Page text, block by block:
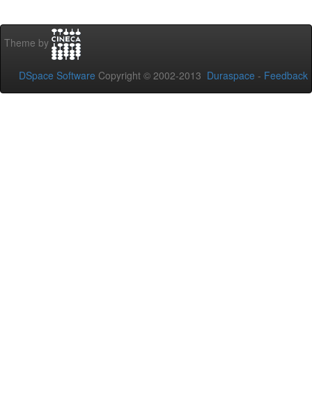
Theme by
DSpace Software Copyright © 2002-2013 Duraspace - Feedback